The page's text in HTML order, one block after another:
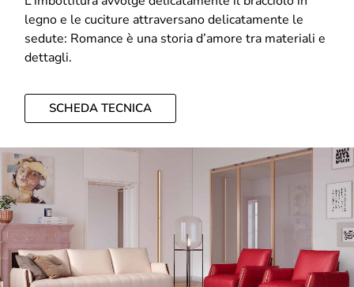
legno e le cuciture attraversano delicatamente le
sedute: Romance è una storia d’amore tra materiali e
dettagli.
SCHEDA TECNICA